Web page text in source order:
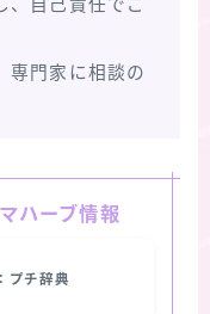
、自己責任でご
専門家に相談の
ハーブ情報
プチ辞典